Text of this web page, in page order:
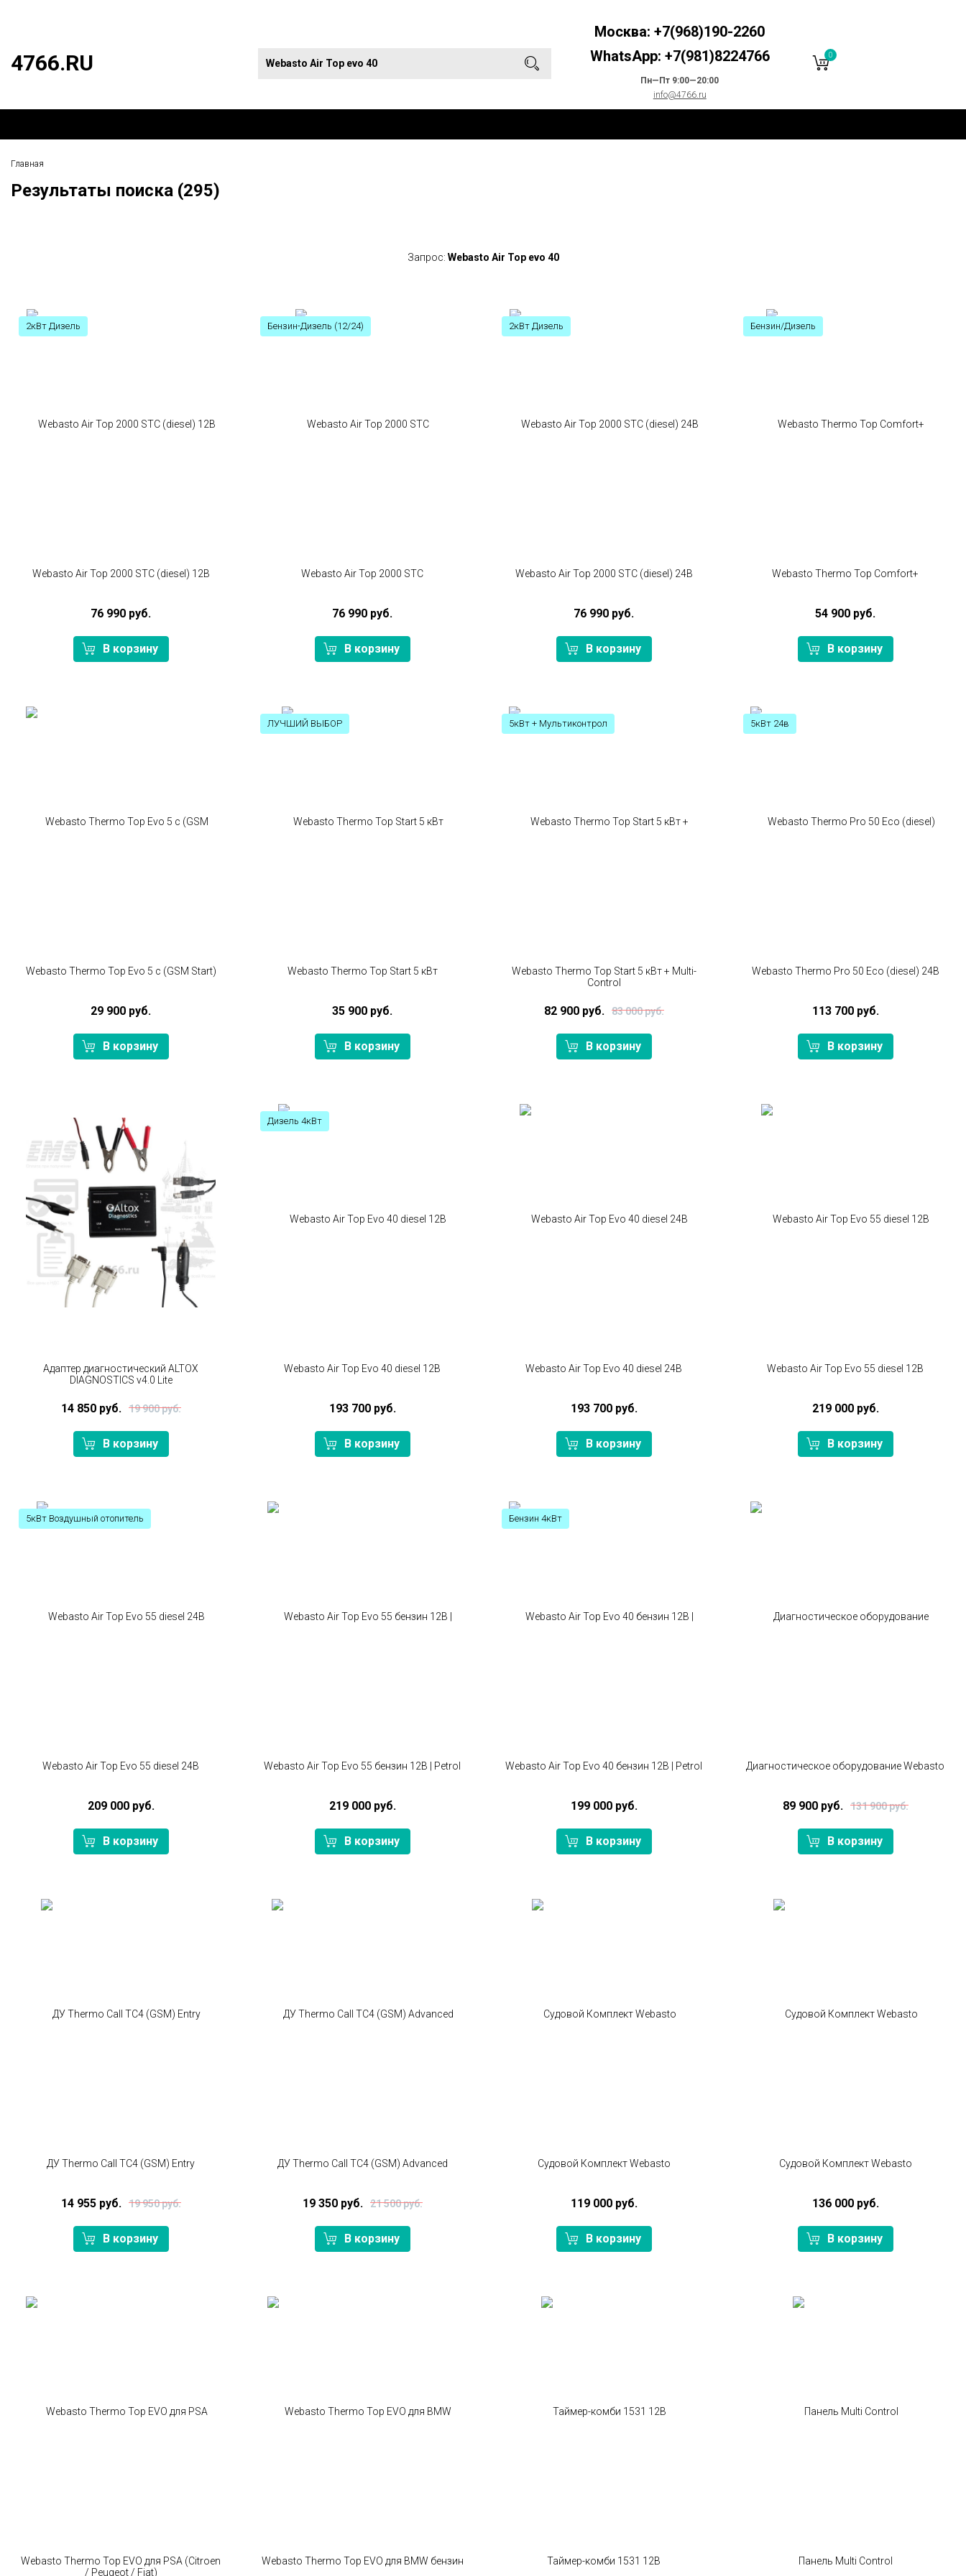
4766.RU
Москва: +7(968)190-2260
WhatsApp: +7(981)8224766
Пн—Пт 9:00—20:00
info@4766.ru
0
Главная
Результаты поиска (295)
Запрос: Webasto Air Top evo 40
2кВт Дизель
Webasto Air Top 2000 STC (diesel) 12В
76 990 руб.
В корзину
Бензин-Дизель (12/24)
Webasto Air Top 2000 STC
76 990 руб.
В корзину
2кВт Дизель
Webasto Air Top 2000 STС (diesel) 24В
76 990 руб.
В корзину
Бензин/Дизель
Webasto Thermo Top Comfort+
54 900 руб.
В корзину
Webasto Thermo Top Evo 5 с (GSM Start)
29 900 руб.
В корзину
ЛУЧШИЙ ВЫБОР
Webasto Thermo Top Start 5 кВт
35 900 руб.
В корзину
5кВт + Мультиконтрол
Webasto Thermo Top Start 5 кВт + Multi-
Control
82 900 руб. 83 000 руб.
В корзину
5кВт 24в
Webasto Thermo Pro 50 Eco (diesel) 24В
113 700 руб.
В корзину
Адаптер диагностический ALTOX
DIAGNOSTICS v4.0 Lite
14 850 руб. 19 900 руб.
В корзину
Дизель 4кВт
Webasto Air Top Evo 40 diesel 12В
193 700 руб.
В корзину
Webasto Air Top Evo 40 diesel 24В
193 700 руб.
В корзину
Webasto Air Top Evo 55 diesel 12В
219 000 руб.
В корзину
5кВт Воздушный отопитель
Webasto Air Top Evo 55 diesel 24В
209 000 руб.
В корзину
Webasto Air Top Evo 55 бензин 12В | Petrol
219 000 руб.
В корзину
Бензин 4кВт
Webasto Air Top Evo 40 бензин 12В | Petrol
199 000 руб.
В корзину
Диагностическое оборудование Webasto
89 900 руб. 131 900 руб.
В корзину
ДУ Thermo Call TC4 (GSM) Entry
14 955 руб. 19 950 руб.
В корзину
ДУ Thermo Call TC4 (GSM) Advanced
19 350 руб. 21 500 руб.
В корзину
Судовой Комплект Webasto
119 000 руб.
В корзину
Судовой Комплект Webasto
136 000 руб.
В корзину
Webasto Thermo Top EVO для PSA (Citroen
/ Peugeot / Fiat)
Webasto Thermo Top EVO для BMW бензин Таймер-комби 1531 12В Панель Multi Control